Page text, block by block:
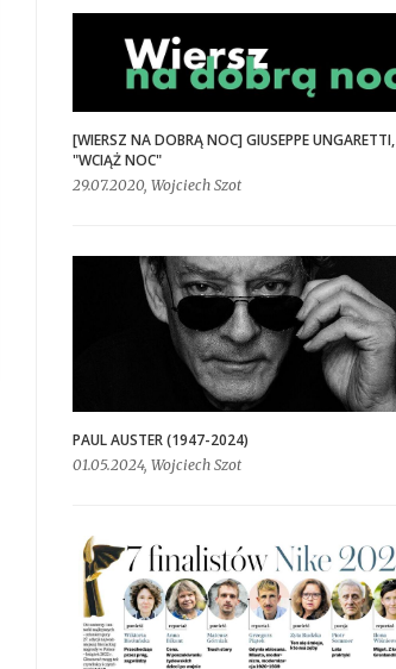
[WIERSZ NA DOBRĄ NOC] GIUSEPPE UNGARETTI,
"WCIĄŻ NOC"
29.07.2020, Wojciech Szot
PAUL AUSTER (1947-2024)
01.05.2024, Wojciech Szot